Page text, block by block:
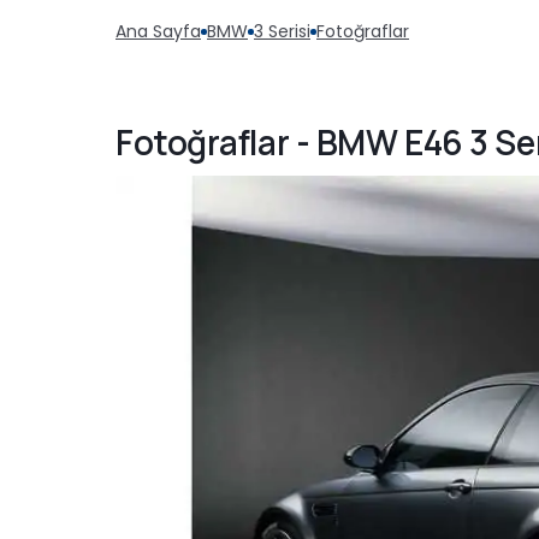
Ana Sayfa BMW 3 Serisi Fotoğraflar
Fotoğraflar - BMW E46 3